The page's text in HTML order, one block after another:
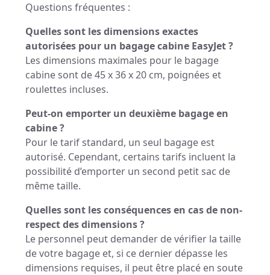
Questions fréquentes :
Quelles sont les dimensions exactes
autorisées pour un bagage cabine EasyJet ?
Les dimensions maximales pour le bagage
cabine sont de 45 x 36 x 20 cm, poignées et
roulettes incluses.
Peut-on emporter un deuxième bagage en
cabine ?
Pour le tarif standard, un seul bagage est
autorisé. Cependant, certains tarifs incluent la
possibilité d’emporter un second petit sac de
même taille.
Quelles sont les conséquences en cas de non-
respect des dimensions ?
Le personnel peut demander de vérifier la taille
de votre bagage et, si ce dernier dépasse les
dimensions requises, il peut être placé en soute